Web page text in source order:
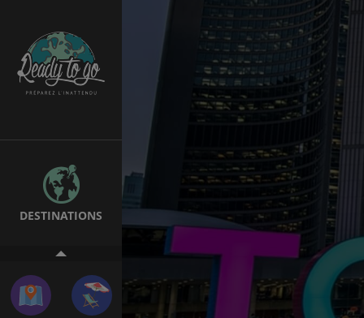
DESTINATIONS
ÉTUDES
EMPLOIS &
STAGES